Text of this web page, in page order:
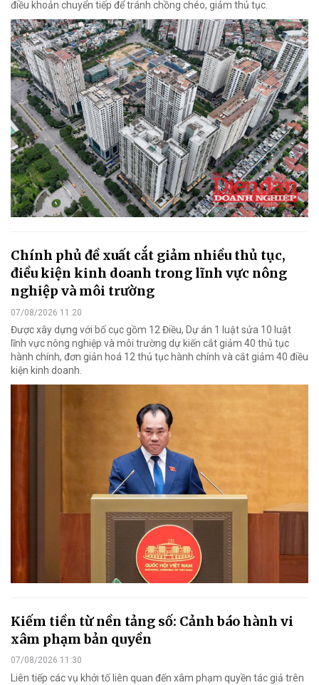
điều khoản chuyển tiếp để tránh chồng chéo, giảm thủ tục.
Chính phủ đề xuất cắt giảm nhiều thủ tục,
điều kiện kinh doanh trong lĩnh vực nông
nghiệp và môi trường
07/08/2026 11:20
Được xây dựng với bố cục gồm 12 Điều, Dự án 1 luật sửa 10 luật
lĩnh vực nông nghiệp và môi trường dự kiến cắt giảm 40 thủ tục
hành chính, đơn giản hoá 12 thủ tục hành chính và cắt giảm 40 điều
kiện kinh doanh.
Kiếm tiền từ nền tảng số: Cảnh báo hành vi
xâm phạm bản quyền
07/08/2026 11:30
Liên tiếp các vụ khởi tố liên quan đến xâm phạm quyền tác giả trên